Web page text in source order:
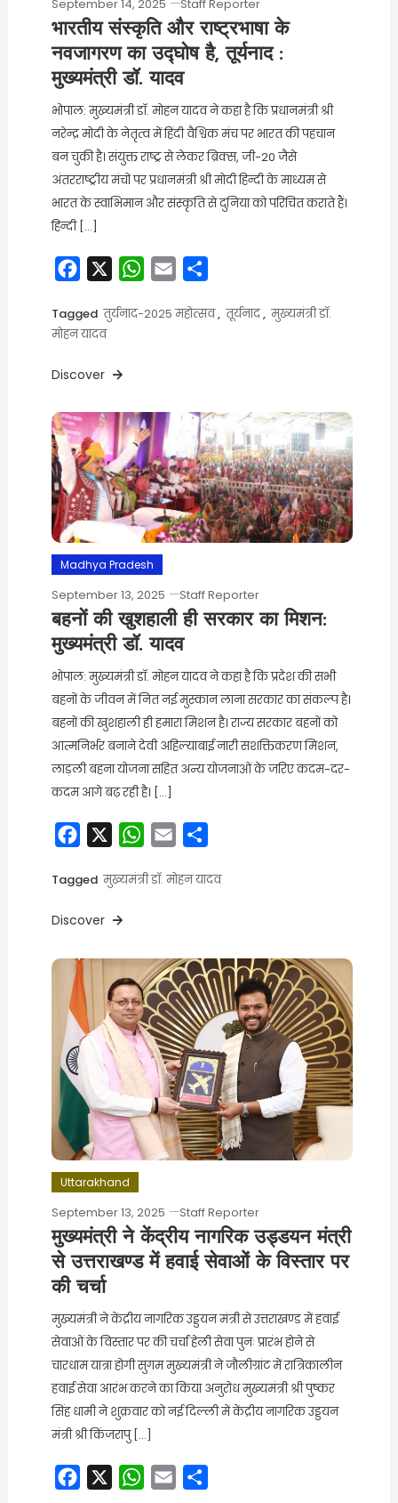
September 14, 2025 Staff Reporter
भारतीय संस्कृति और राष्ट्रभाषा के
नवजागरण का उद्घोष है, तूर्यनाद :
मुख्यमंत्री डॉ. यादव
भोपाल: मुख्यमंत्री डॉ. मोहन यादव ने कहा है कि प्रधानमंत्री श्री
नरेन्द्र मोदी के नेतृत्व में हिंदी वैश्विक मंच पर भारत की पहचान
बन चुकी है। संयुक्त राष्ट्र से लेकर ब्रिक्स, जी-20 जैसे
अंतरराष्ट्रीय मंचों पर प्रधानमंत्री श्री मोदी हिन्दी के माध्यम से
भारत के स्वाभिमान और संस्कृति से दुनिया को परिचित कराते हैं।
हिन्दी […]
Facebook WhatsApp
Email
Tagged तुर्यनाद-2025 महोत्सव, तूर्यनाद, मुख्यमंत्री डॉ.
मोहन यादव
Discover
Madhya Pradesh
September 13, 2025 Staff Reporter
बहनों की खुशहाली ही सरकार का मिशन:
मुख्यमंत्री डॉ. यादव
भोपाल: मुख्यमंत्री डॉ. मोहन यादव ने कहा है कि प्रदेश की सभी
बहनों के जीवन में नित नई मुस्कान लाना सरकार का संकल्प है।
बहनों की खुशहाली ही हमारा मिशन है। राज्य सरकार बहनों को
आत्मनिर्भर बनाने देवी अहिल्याबाई नारी सशक्तिकरण मिशन,
लाड़ली बहना योजना सहित अन्य योजनाओं के जरिए कदम-दर-
कदम आगे बढ़ रही है। […]
Facebook WhatsApp
Email
Tagged मुख्यमंत्री डॉ. मोहन यादव
Discover
Uttarakhand
September 13, 2025 Staff Reporter
मुख्यमंत्री ने केंद्रीय नागरिक उड्डयन मंत्री
से उत्तराखण्ड में हवाई सेवाओं के विस्तार पर
की चर्चा
मुख्यमंत्री ने केंद्रीय नागरिक उड्डयन मंत्री से उत्तराखण्ड में हवाई
सेवाओं के विस्तार पर की चर्चा हेली सेवा पुनः प्रारंभ होने से
चारधाम यात्रा होगी सुगम मुख्यमंत्री ने जौलीग्रांट में रात्रिकालीन
हवाई सेवा आरंभ करने का किया अनुरोध मुख्यमंत्री श्री पुष्कर
सिंह धामी ने शुक्रवार को नई दिल्ली में केंद्रीय नागरिक उड्डयन
मंत्री श्री किंजरापु […]
Facebook WhatsApp
Email